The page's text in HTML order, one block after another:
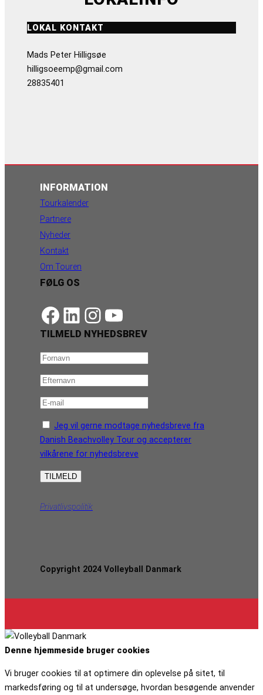
LOKAL KONTAKT
Mads Peter Hilligsøe
hilligsoeemp@gmail.com
28835401
INFORMATION
Tourkalender
Partnere
Nyheder
Kontakt
Om Touren
FØLG OS
https://www.facebook.com/danishbeachvolleytour LinkedIn Instagram YouTube
TILMELD NYHEDSBREV
Jeg vil gerne modtage nyhedsbreve fra
Danish Beachvolley Tour og accepterer
vilkårene for nyhedsbreve
Privatlivspolitik
Copyright 2024 Volleyball Danmark
Denne hjemmeside bruger cookies
Vi bruger cookies til at optimere din oplevelse på sitet, til
markedsføring og til at undersøge, hvordan besøgende anvender